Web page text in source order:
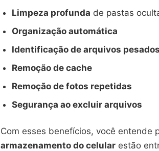
Limpeza profunda de pastas
Organização automática
Identificação de arquivos pesados
Remoção de cache
Remoção de fotos repetidas
Segurança ao excluir arquivos
Com esses benefícios, você entende
armazenamento do celular estão